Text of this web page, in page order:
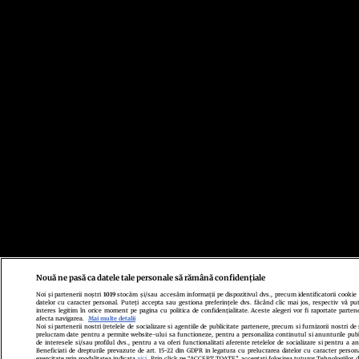
Nouă ne pasă ca datele tale personale să rămână confidențiale
Noi și partenerii noștri 1019stocăm și/sau accesăm informații pe dispozitivul dvs., precum identificatorii
datelor cu caracter personal. Puteți accepta sau gestiona preferințele dvs. făcând clic mai jos, respectiv vă
interes legitim în orice moment pe pagina cu politica de confidențialitate. Aceste alegeri vor fi raportate
afecta navigarea.
Mai multe detalii
Noi si partenerii nostri (retelele de socializare si agentiile de publicitate partenere, precum si furnizorii nostri de
prelucram date pentru a permite website-ului sa functioneze, pentru a personaliza continutul si anunturile
de interesele si/sau profilul dvs., pentru a va oferi functionalitati aferente retelelor de socializare si pentru a
Beneficiati de drepturile prevazute de art. 15-22 din GDPR in legatura cu prelucrarea datelor cu caracter